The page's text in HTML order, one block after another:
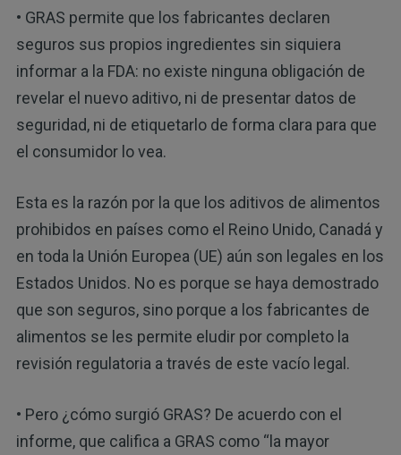
• GRAS permite que los fabricantes declaren
seguros sus propios ingredientes sin siquiera
informar a la FDA: no existe ninguna obligación de
revelar el nuevo aditivo, ni de presentar datos de
seguridad, ni de etiquetarlo de forma clara para que
el consumidor lo vea.
Esta es la razón por la que los aditivos de alimentos
prohibidos en países como el Reino Unido, Canadá y
en toda la Unión Europea (UE) aún son legales en los
Estados Unidos. No es porque se haya demostrado
que son seguros, sino porque a los fabricantes de
alimentos se les permite eludir por completo la
revisión regulatoria a través de este vacío legal.
• Pero ¿cómo surgió GRAS? De acuerdo con el
informe, que califica a GRAS como “la mayor